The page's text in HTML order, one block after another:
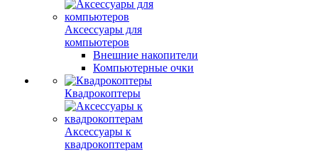
Аксессуары для
компьютеров
Внешние накопители
Компьютерные очки
Квадрокоптеры
Аксессуары к
квадрокоптерам